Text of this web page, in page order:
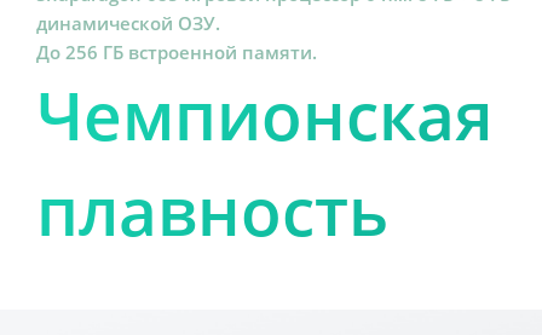
динамической ОЗУ.
До 256 ГБ встроенной памяти.
Чемпионская
плавность